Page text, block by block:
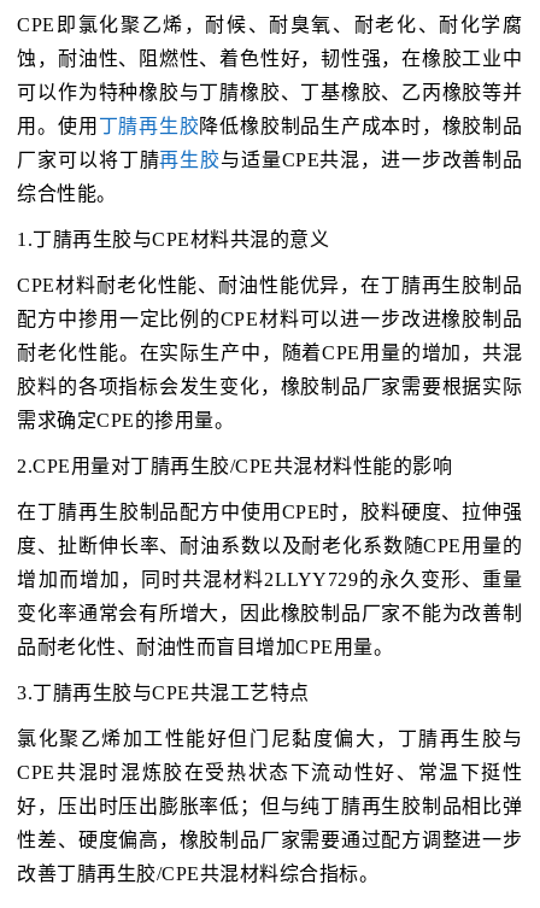
CPE即氯化聚乙烯，耐候、耐臭氧、耐老化、耐化学腐
蚀，耐油性、阻燃性、着色性好，韧性强，在橡胶工业中
可以作为特种橡胶与丁腈橡胶、丁基橡胶、乙丙橡胶等并
用。使用 丁腈再生胶降低橡胶制品生产成本时，橡胶制品
厂家可以将丁腈再生胶与适量CPE共混，进一步改善制品
综合性能。
1.丁腈再生胶与CPE材料共混的意义
CPE材料耐老化性能、耐油性能优异，在丁腈再生胶制品
配方中掺用一定比例的CPE材料可以进一步改进橡胶制品
耐老化性能。在实际生产中，随着CPE用量的增加，共混
胶料的各项指标会发生变化，橡胶制品厂家需要根据实际
需求确定CPE的掺用量。
2.CPE用量对丁腈再生胶/CPE共混材料性能的影响
在丁腈再生胶制品配方中使用CPE时，胶料硬度、拉伸强
度、扯断伸长率、耐油系数以及耐老化系数随CPE用量的
增加而增加，同时共混材料2LLYY729的永久变形、重量
变化率通常会有所增大，因此橡胶制品厂家不能为改善制
品耐老化性、耐油性而盲目增加CPE用量。
3.丁腈再生胶与CPE共混工艺特点
氯化聚乙烯加工性能好但门尼黏度偏大，丁腈再生胶与
CPE共混时混炼胶在受热状态下流动性好、常温下挺性
好，压出时压出膨胀率低；但与纯丁腈再生胶制品相比弹
性差、硬度偏高，橡胶制品厂家需要通过配方调整进一步
改善丁腈再生胶/CPE共混材料综合指标。